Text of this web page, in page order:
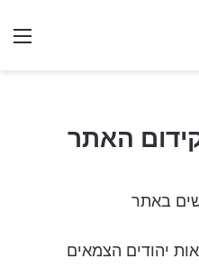
האתר
באתר
יהודים הצמאים